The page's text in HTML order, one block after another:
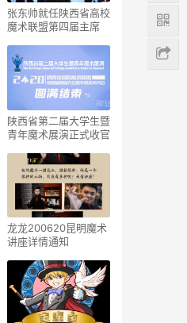
张东帅就任陕西省高校
魔术联盟第四届主席
陕西省第二届大学生暨
青年魔术展演正式收官
龙龙200620昆明魔术
讲座详情通知